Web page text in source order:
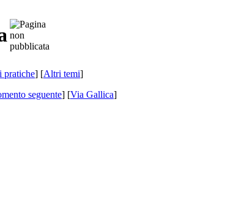
pratiche] [Altri temi]
seguente] [Via Gallica]